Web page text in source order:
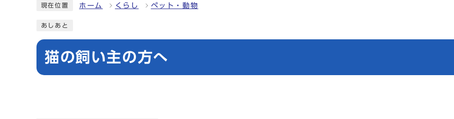
現在位置 ホーム くらし ペット・動物
あしあと
猫の飼い主の方へ